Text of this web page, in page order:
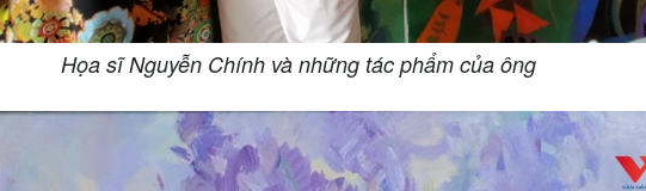
Họa sĩ Nguyễn Chính và những tác phẩm của ông​​​​